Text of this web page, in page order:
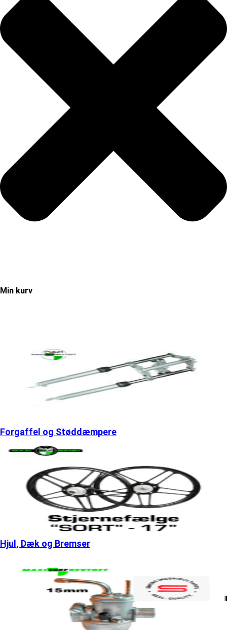
Min kurv
Forgaffel og Støddæmpere
Hjul, Dæk og Bremser